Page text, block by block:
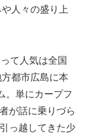
人々の盛り上
て人気は全国
都市広島に本
。単にカープフ
が話に乗りづら
っ越してきた少